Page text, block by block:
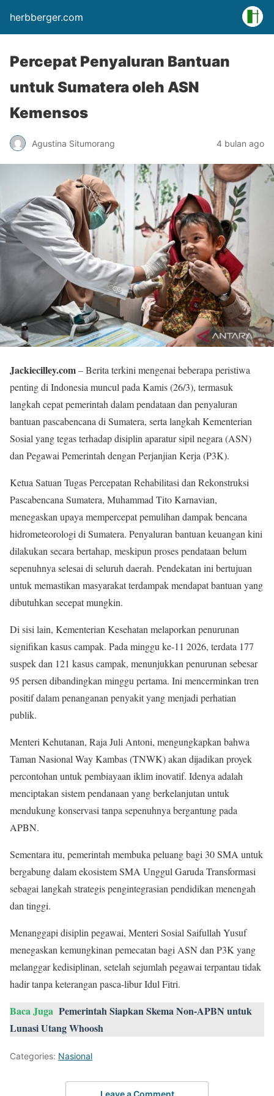
herbberger.com
Percepat Penyaluran Bantuan
untuk Sumatera oleh ASN
Kemensos
Agustina Situmorang 4 bulan ago
Jackiecilley.com– Berita terkini mengenai beberapa peristiwa
penting di Indonesia muncul pada Kamis (26/3), termasuk
langkah cepat pemerintah dalam pendataan dan penyaluran
bantuan pascabencana di Sumatera, serta langkah Kementerian
Sosial yang tegas terhadap disiplin aparatur sipil negara (ASN)
dan Pegawai Pemerintah dengan Perjanjian Kerja (P3K).
Ketua Satuan Tugas Percepatan Rehabilitasi dan Rekonstruksi
Pascabencana Sumatera, Muhammad Tito Karnavian,
menegaskan upaya mempercepat pemulihan dampak bencana
hidrometeorologi di Sumatera. Penyaluran bantuan keuangan kini
dilakukan secara bertahap, meskipun proses pendataan belum
sepenuhnya selesai di seluruh daerah. Pendekatan ini bertujuan
untuk memastikan masyarakat terdampak mendapat bantuan yang
dibutuhkan secepat mungkin.
Di sisi lain, Kementerian Kesehatan melaporkan penurunan
signifikan kasus campak. Pada minggu ke-11 2026, terdata 177
suspek dan 121 kasus campak, menunjukkan penurunan sebesar
95 persen dibandingkan minggu pertama. Ini mencerminkan tren
positif dalam penanganan penyakit yang menjadi perhatian
publik.
Menteri Kehutanan, Raja Juli Antoni, mengungkapkan bahwa
Taman Nasional Way Kambas (TNWK) akan dijadikan proyek
percontohan untuk pembiayaan iklim inovatif. Idenya adalah
menciptakan sistem pendanaan yang berkelanjutan untuk
mendukung konservasi tanpa sepenuhnya bergantung pada
APBN.
Sementara itu, pemerintah membuka peluang bagi 30 SMA untuk
bergabung dalam ekosistem SMA Unggul Garuda Transformasi
sebagai langkah strategis pengintegrasian pendidikan menengah
dan tinggi.
Menanggapi disiplin pegawai, Menteri Sosial Saifullah Yusuf
menegaskan kemungkinan pemecatan bagi ASN dan P3K yang
melanggar kedisiplinan, setelah sejumlah pegawai terpantau tidak
hadir tanpa keterangan pasca-libur Idul Fitri.
Baca Juga Pemerintah Siapkan Skema Non-APBN untuk
Lunasi Utang Whoosh
Categories: Nasional